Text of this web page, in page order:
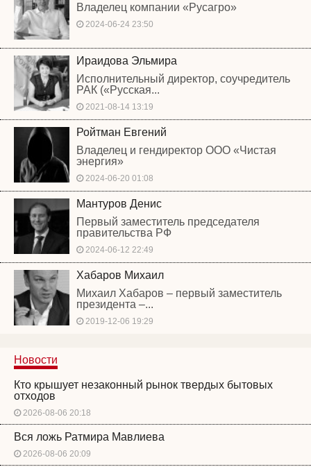
Владелец компании «Русагро»
2024-06-24 23:50
Ираидова Эльмира
Исполнительный директор, соучредитель
РАК («Русская...
2021-08-14 13:19
Ройтман Евгений
Владелец и гендиректор ООО «Чистая
энергия»
2024-06-20 01:08
Мантуров Денис
Первый заместитель председателя
правительства РФ
2024-06-12 22:49
Хабаров Михаил
Михаил Хабаров – первый заместитель
президента –...
2019-12-06 19:29
Новости
Кто крышует незаконный рынок твердых бытовых
отходов
2026-08-06 20:18
Вся ложь Ратмира Мавлиева
2026-08-06 20:09